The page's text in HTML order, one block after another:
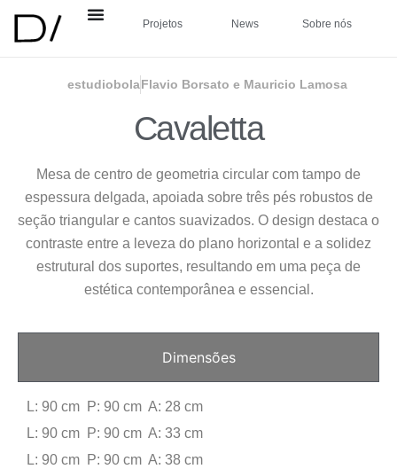
Projetos News Sobre nós
estudiobolaFlavio Borsato e Mauricio Lamosa
Cavaletta
Mesa de centro de geometria circular com tampo de
espessura delgada, apoiada sobre três pés robustos de
seção triangular e cantos suavizados. O design destaca o
contraste entre a leveza do plano horizontal e a solidez
estrutural dos suportes, resultando em uma peça de
estética contemporânea e essencial.
Dimensões
L: 90 cm P: 90 cm A: 28 cm
L: 90 cm P: 90 cm A: 33 cm
L: 90 cm P: 90 cm A: 38 cm